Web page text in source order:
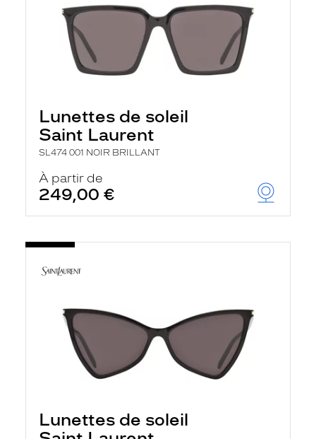
Lunettes de soleil
Saint Laurent
SL474 001 NOIR BRILLANT
À partir de
249,00 €
Lunettes de soleil